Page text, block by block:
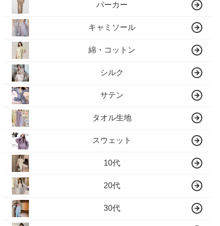
パーカー
キャミソール
綿・コットン
シルク
サテン
タオル生地
スウェット
10代
20代
30代